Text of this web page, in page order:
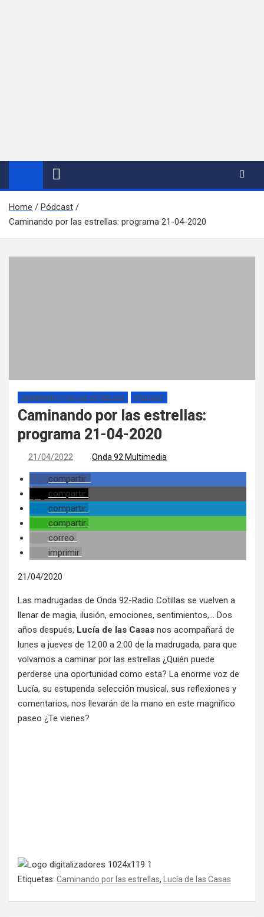
Home
Pódcast
Caminando por las estrellas: programa 21-04-2020
CAMINANDO POR LAS ESTRELLAS PÓDCAST
Caminando por las estrellas:
programa 21-04-2020
21/04/2022 Onda 92 Multimedia
compartir
compartir
compartir
compartir
correo
imprimir
21/04/2020
Las madrugadas de Onda 92-Radio Cotillas se vuelven a
llenar de magia, ilusión, emociones, sentimientos,… Dos
años después, Lucía de las Casas nos acompañará de
lunes a jueves de 12:00 a 2:00 de la madrugada, para que
volvamos a caminar por las estrellas ¿Quién puede
perderse una oportunidad como esta? La enorme voz de
Lucía, su estupenda selección musical, sus reflexiones y
comentarios, nos llevarán de la mano en este magnífico
paseo ¿Te vienes?
Etiquetas: Caminando por las estrellas, Lucía de las Casas